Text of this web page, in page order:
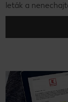
leták a